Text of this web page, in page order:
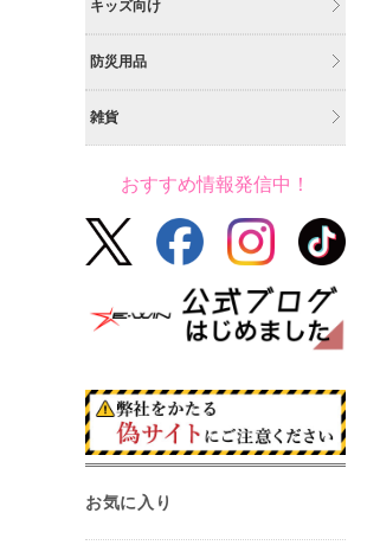
キッズ向け
防災用品
雑貨
おすすめ情報発信中！
お気に入り